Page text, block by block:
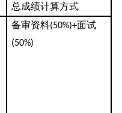
总成绩计算方式
备审资料(50%)+面试
(50%)